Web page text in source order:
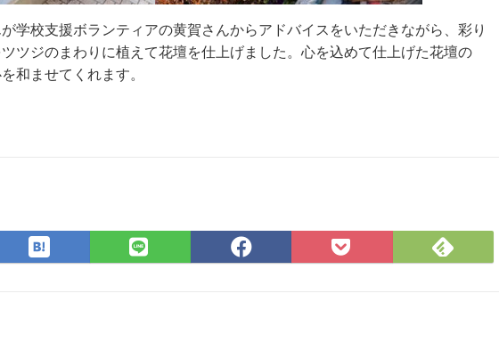
学校支援ボランティアの黄賀さんからアドバイスをいただきながら、彩り
ツジのまわりに植えて花壇を仕上げました。心を込めて仕上げた花壇の
和ませてくれます。
は
て
LINE
で
Facebook
で
Pocket
に
Feedly
で